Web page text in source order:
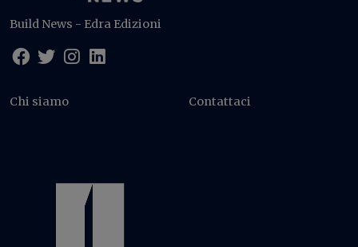
Build News - Edra Edizioni
Chi siamo Contattaci